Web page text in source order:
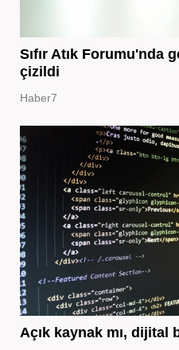
Sıfır Atık Forumu'nda
çizildi
Haber7
Açık kaynak mı, dijital